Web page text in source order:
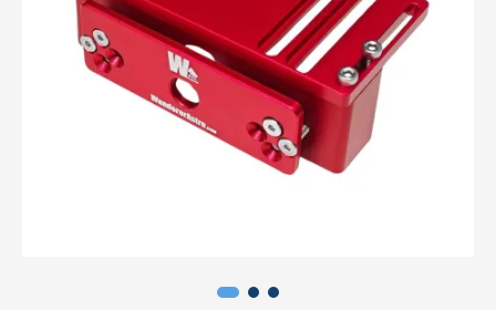
Accessoires pour montures
Têtes
Pièces détachées